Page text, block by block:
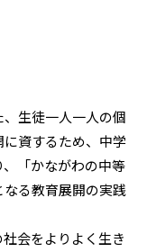
生徒一人一人の個
資するため、中学
「かながわの中等
る教育展開の実践
会をよりよく生き